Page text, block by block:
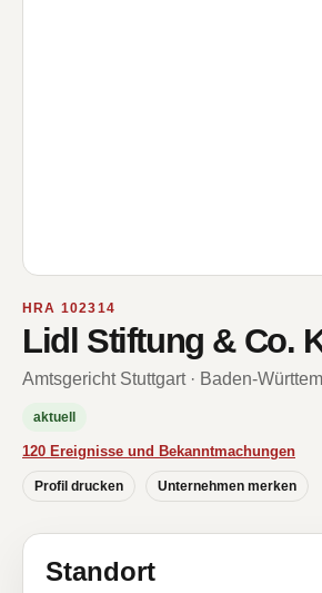
HRA 102314
Lidl Stiftung & Co.
Amtsgericht Stuttgart · Baden-
aktuell
120 Ereignisse und Bekanntmachungen
Profil drucken Unternehmen merken
Standort